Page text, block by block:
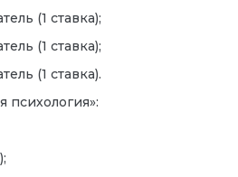
(1 ставка);
(1 ставка);
(1 ставка).
психология»: